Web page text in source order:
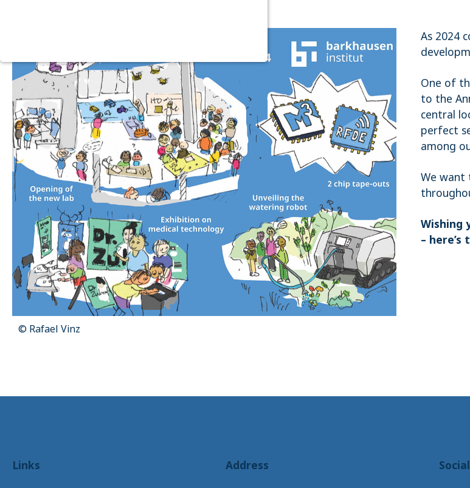
© Rafael Vinz
As 2024
One of
to the
central
perfect
among
We want
Wishing
–
Links Address
1 Jahr
STATISTIK
Statistik Cookies erfassen Informationen anonym. Diese
Informationen helfen uns zu verstehen, wie unsere Besucher
unsere Website nutzen. Es werden keine Daten an Drittanbieter
übermittelt.
Matomo
Name:
_pk_id.1.4143
Cookie duration:
1 Year
Matomo
Name:
_pk_ses.1.4143